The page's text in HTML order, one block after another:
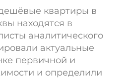
квартиры в
находятся в
аналитического
актуальные
первичной и
и определили